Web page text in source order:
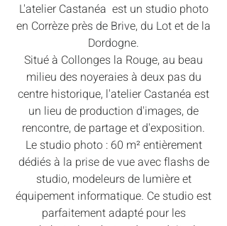
L'atelier Castanéa est un studio photo
en Corrèze près de Brive, du Lot et de la
Dordogne.
Situé à Collonges la Rouge, au beau
milieu des noyeraies à deux pas du
centre historique, l'atelier Castanéa est
un lieu de production d'images, de
rencontre, de partage et d'exposition.
Le studio photo : 60 m² entièrement
dédiés à la prise de vue avec flashs de
studio, modeleurs de lumière et
équipement informatique. Ce studio est
parfaitement adapté pour les